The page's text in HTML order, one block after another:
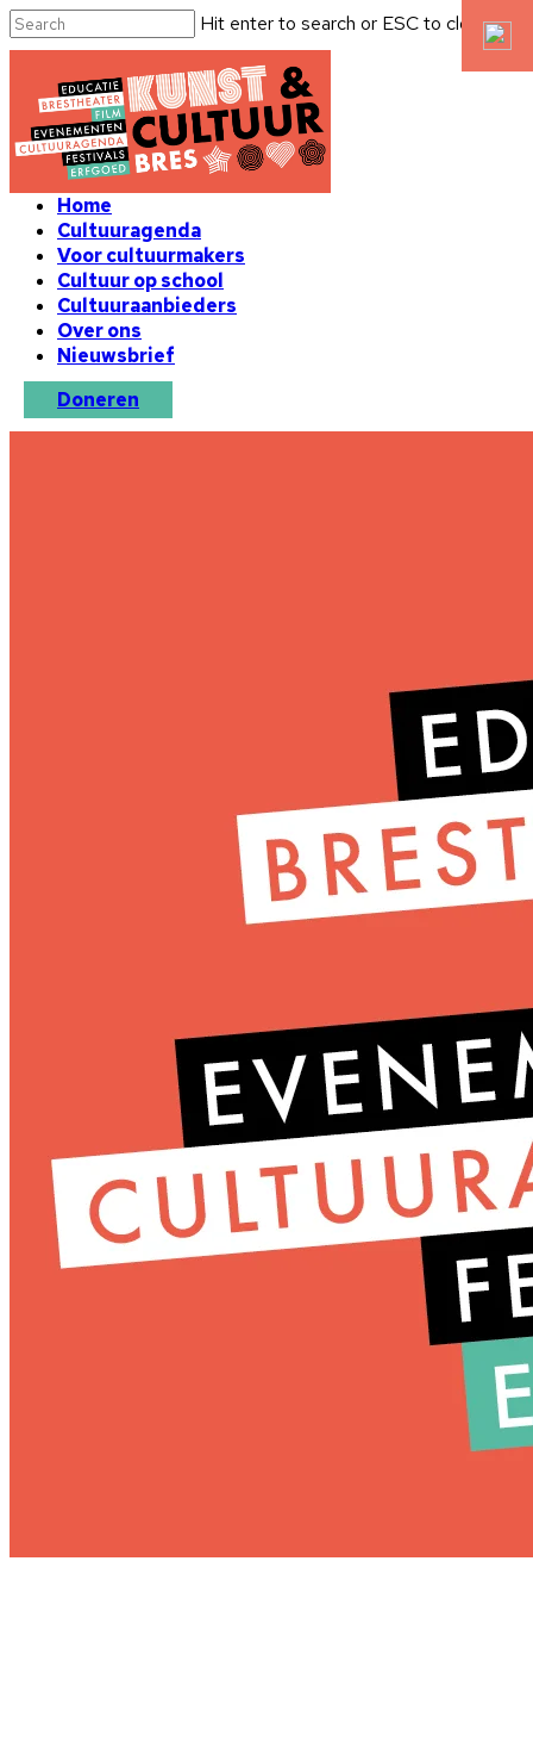
Hit enter to search or ESC to close
Home
Cultuuragenda
Voor cultuurmakers
Cultuur op school
Cultuuraanbieders
Over ons
Nieuwsbrief
Doneren